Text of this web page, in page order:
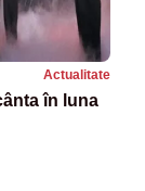
Actualitate
în luna